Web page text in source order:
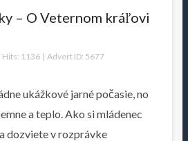
– O Veternom kráľovi
Hits: 1136 | Advert ID: 5677
ukážkové jarné počasie, no
a teplo. Ako si mládenec
dozviete v rozprávke